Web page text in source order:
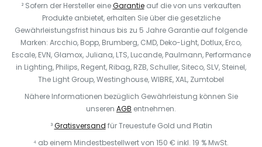
² Sofern der Hersteller eineGarantieauf die von uns verkauften
Produkte anbietet, erhalten Sie über die gesetzliche
Gewährleistungsfrist hinaus bis zu 5 Jahre Garantie auf folgende
Marken: Arcchio, Bopp, Brumberg, CMD, Deko-Light, Dotlux, Erco,
Escale, EVN, Glamox, Juliana, LTS, Lucande, Paulmann, Performance
in Lighting, Philips, Regent, Ribag, RZB, Schuller, Siteco, SLV, Steinel,
The Light Group, Westinghouse, WIBRE, XAL, Zumtobel
Nähere Informationen bezüglich Gewährleistung können Sie
unseren AGB entnehmen.
³Gratisversand für Treuestufe Gold und Platin
⁴ ab einem Mindestbestellwert von 150 € inkl. 19 % MwSt.